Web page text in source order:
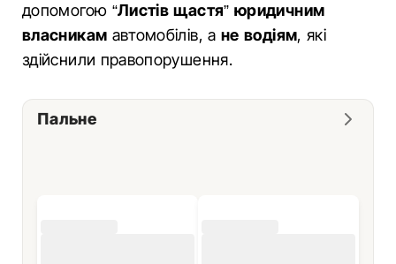
допомогою “Листів щастя”юридичним
власникам автомобілів, ане водіям, які
здійснили правопорушення.
Пальне